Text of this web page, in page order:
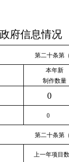
府信息情况
第二十条第
本年新
制作数量
0
0
第二十条第
上一年项目